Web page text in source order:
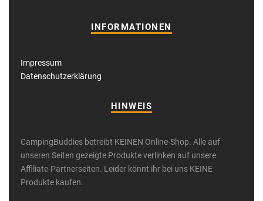
INFORMATIONEN
Impressum
Datenschutzerklärung
HINWEIS
CampingBuddies betreibt KEINEN Online-Shop. Alle auf
unseren Seiten gezeigte Produkte verlinken auf unsere
Affiliate-Partnerseiten. Leider könnt ihr bei uns KEINE
Produkte kaufen.